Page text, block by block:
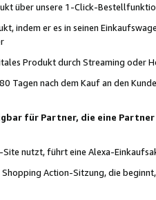
über unsere 1-Click-
indem er es in seinen
Produkt durch Streaming oder
Tagen nach dem Kauf an den
für Partner, die eine
nutzt, führt eine Alexa-
Action-Sitzung, die